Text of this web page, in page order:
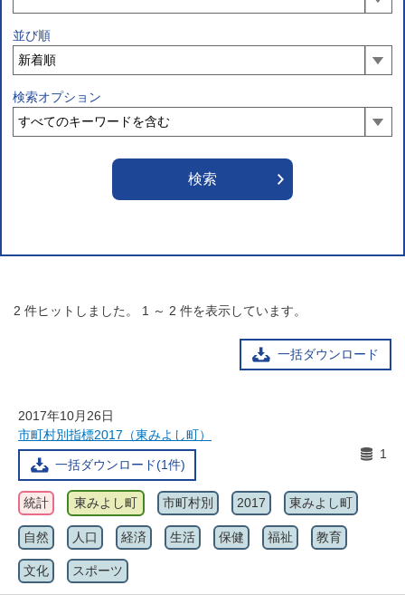
並び順
検索オプション
2 件ヒットしました。 1 ～ 2 件を表示しています。
一括ダウンロード
2017年10月26日
市町村別指標2017（東みよし町）
一括ダウンロード(1件)
1
統計 東みよし町 市町村別 2017 東みよし町
自然 人口 経済 生活 保健 福祉 教育
文化 スポーツ